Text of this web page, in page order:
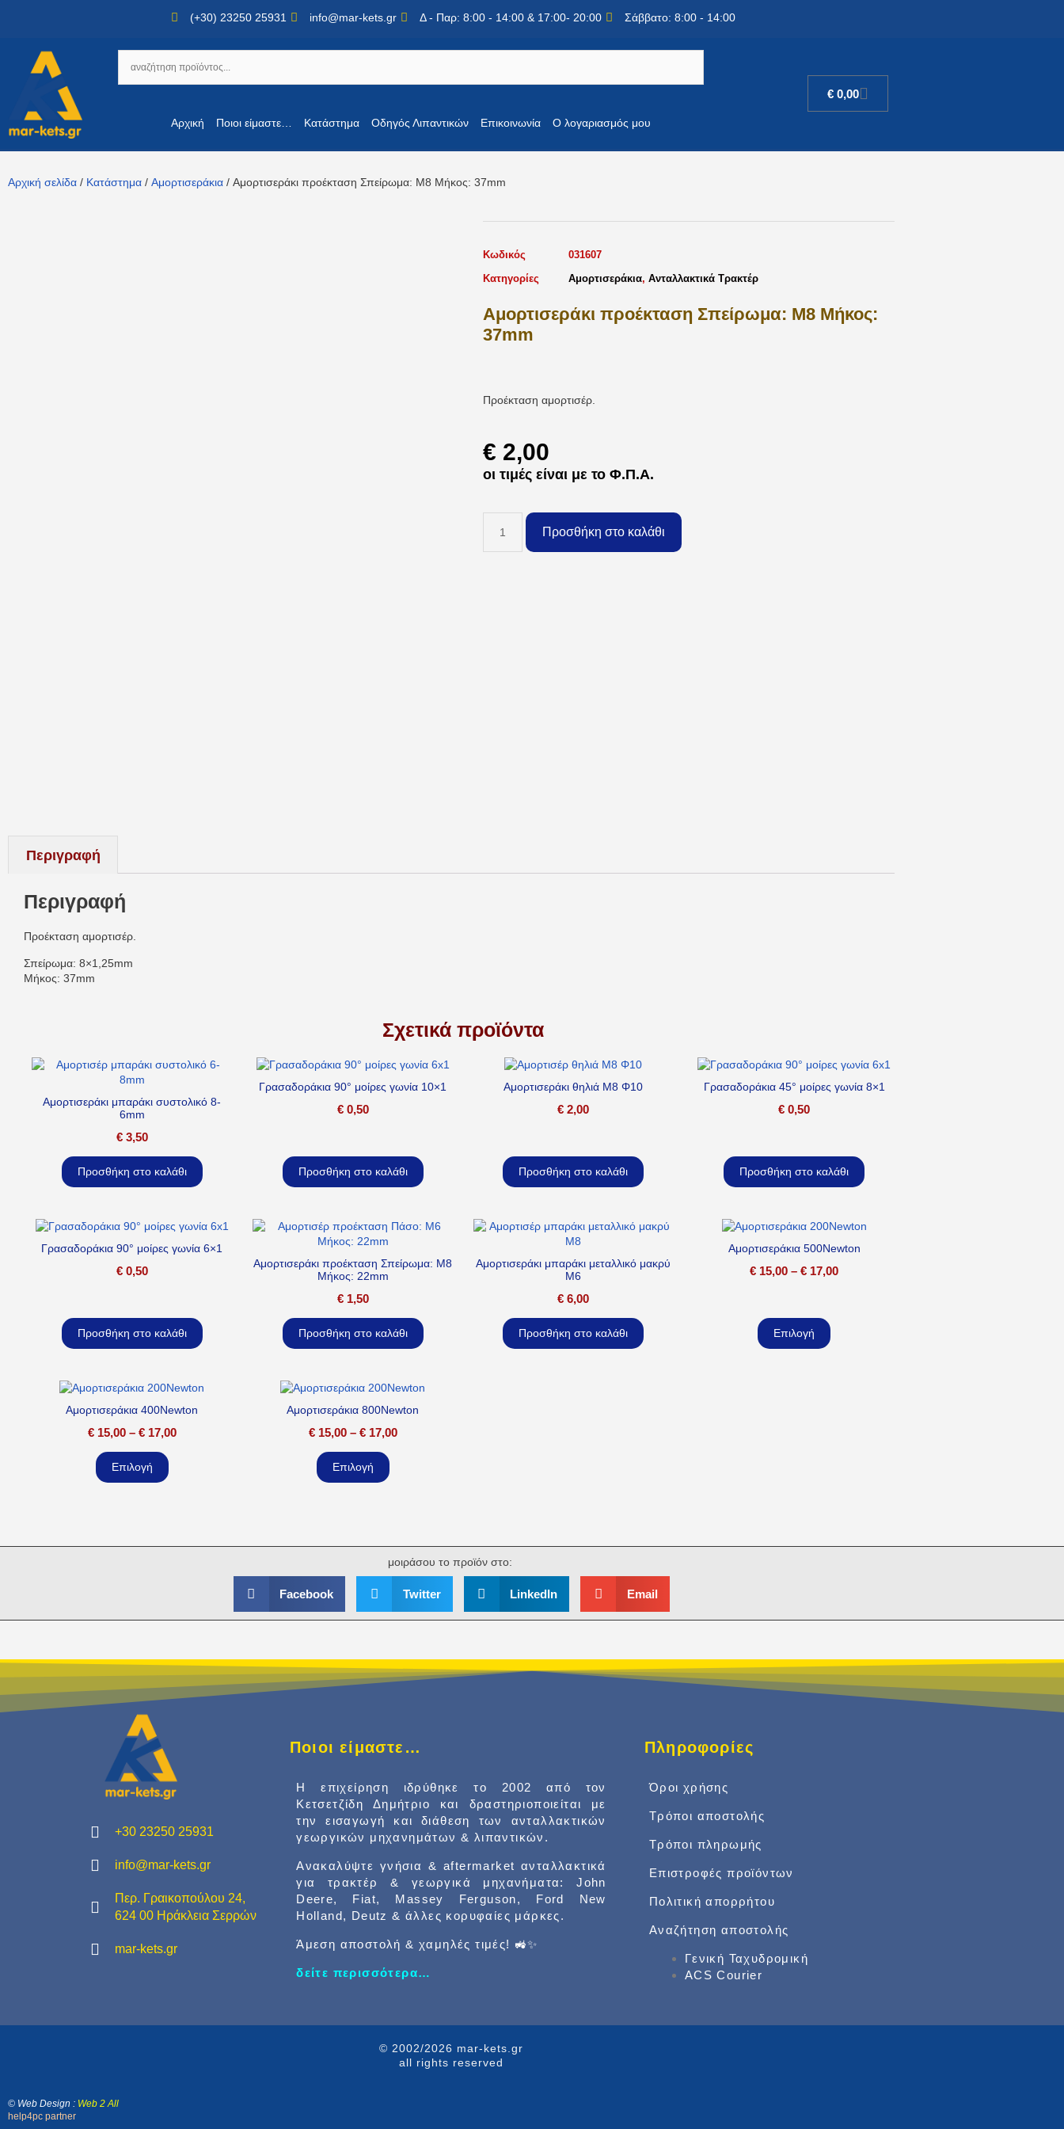
(+30) 23250 25931 info@mar-kets.gr Δ - Παρ: 8:00 - 14:00 & 17:00- 20:00 Σάββατο: 8:00 - 14:00
Αρχική Ποιοι είμαστε… Κατάστημα Οδηγός Λιπαντικών Επικοινωνία Ο λογαριασμός μου
€ 0,00
Αρχική σελίδα / Κατάστημα / Αμορτισεράκια / Αμορτισεράκι προέκταση Σπείρωμα: M8 Μήκος: 37mm
Κωδικός
031607
Κατηγορίες
Αμορτισεράκια, Ανταλλακτικά Τρακτέρ
Αμορτισεράκι προέκταση Σπείρωμα: M8 Μήκος:
37mm
Προέκταση αμορτισέρ.
€ 2,00
οι τιμές είναι με το Φ.Π.Α.
Προσθήκη στο καλάθι
Περιγραφή
Περιγραφή
Προέκταση αμορτισέρ.
Σπείρωμα: 8×1,25mm
Μήκος: 37mm
Σχετικά προϊόντα
Αμορτισεράκι μπαράκι συστολικό 8-
6mm
€3,50
Προσθήκη στο καλάθι
Γρασαδοράκια 90° μοίρες γωνία 10×1
€0,50
Προσθήκη στο καλάθι
Αμορτισεράκι θηλιά M8 Φ10
€ 2,00
Προσθήκη στο καλάθι
Γρασαδοράκια 45° μοίρες γωνία 8×1
€ 0,50
Προσθήκη στο καλάθι
Γρασαδοράκια 90° μοίρες γωνία 6×1
€0,50
Προσθήκη στο καλάθι
Αμορτισεράκι προέκταση Σπείρωμα: M8
Μήκος: 22mm
€1,50
Προσθήκη στο καλάθι
Αμορτισεράκι μπαράκι μεταλλικό μακρύ
M6
€ 6,00
Προσθήκη στο καλάθι
Αμορτισεράκια 500Newton
€ 15,00 – € 17,00
Επιλογή
Αμορτισεράκια 400Newton
€15,00 – €17,00
Επιλογή
Αμορτισεράκια 800Newton
€15,00 – €17,00
Επιλογή
μοιράσου το προϊόν στο:
Facebook Twitter LinkedIn Email
+30 23250 25931
info@mar-kets.gr
Περ. Γραικοπούλου 24,
624 00 Ηράκλεια Σερρών
mar-kets.gr
Ποιοι είμαστε…
Η επιχείρηση ιδρύθηκε το 2002 από τον
Κετσετζίδη Δημήτριο και δραστηριοποιείται με
την εισαγωγή και διάθεση των ανταλλακτικών
γεωργικών μηχανημάτων & λιπαντικών.
Ανακαλύψτε γνήσια & aftermarket ανταλλακτικά
για τρακτέρ & γεωργικά μηχανήματα: John
Deere, Fiat, Massey Ferguson, Ford New
Holland, Deutz & άλλες κορυφαίες μάρκες.
Άμεση αποστολή & χαμηλές τιμές! 🚜✨
δείτε περισσότερα…
Πληροφορίες
Όροι χρήσης
Τρόποι αποστολής
Τρόποι πληρωμής
Επιστροφές προϊόντων
Πολιτική απορρήτου
Αναζήτηση αποστολής
Γενική Ταχυδρομική
ACS Courier
© 2002/2026 mar-kets.gr
all rights reserved
© Web Design : Web 2 All
help4pc partner